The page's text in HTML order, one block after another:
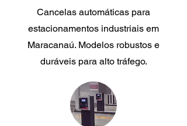
Cancelas automáticas para
estacionamentos industriais em
Maracanaú. Modelos robustos e
duráveis para alto tráfego.